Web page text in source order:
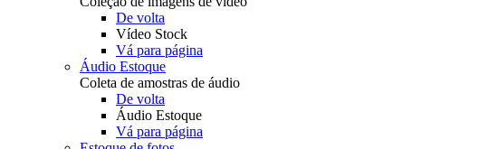
De volta
Vídeo Stock
Vá para página
Áudio Estoque
Coleta de amostras de áudio
De volta
Áudio Estoque
Vá para página